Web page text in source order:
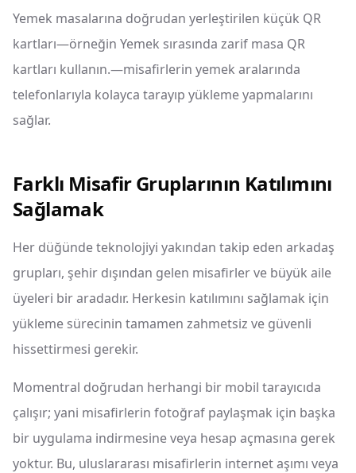
Yemek masalarına doğrudan yerleştirilen küçük QR
kartları—örneğin Yemek sırasında zarif masa QR
kartları kullanın.—misafirlerin yemek aralarında
telefonlarıyla kolayca tarayıp yükleme yapmalarını
sağlar.
Farklı Misafir Gruplarının Katılımını
Sağlamak
Her düğünde teknolojiyi yakından takip eden arkadaş
grupları, şehir dışından gelen misafirler ve büyük aile
üyeleri bir aradadır. Herkesin katılımını sağlamak için
yükleme sürecinin tamamen zahmetsiz ve güvenli
hissettirmesi gerekir.
Momentral doğrudan herhangi bir mobil tarayıcıda
çalışır; yani misafirlerin fotoğraf paylaşmak için başka
bir uygulama indirmesine veya hesap açmasına gerek
yoktur. Bu, uluslararası misafirlerin internet aşımı veya